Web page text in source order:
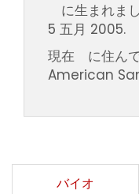
に生まれま
5 五月 2005.
現在 に住んで
American
バイオ